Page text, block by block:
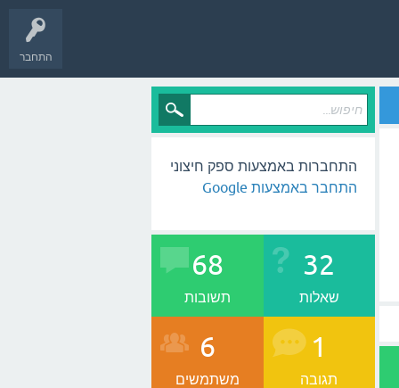
התחבר
התחברות באמצעות ספק חיצוני
התחבר באמצעות Google
32
שאלות
68
תשובות
1
תגובה
6
משתמשים